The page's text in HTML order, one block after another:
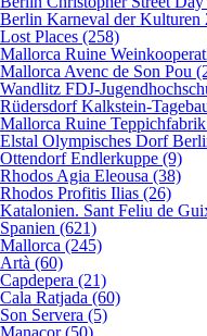
Berlin Karneval der Kulturen
Lost Places (258)
Mallorca Ruine
Mallorca Avenc de Son Pou
Wandlitz FDJ-
Rüdersdorf Kalkstein-
Mallorca Ruine
Elstal Olympisches Dorf
Ottendorf Endlerkuppe (9)
Rhodos Agia Eleousa (38)
Rhodos Profitis Ilias (26)
Katalonien. Sant Feliu de
Spanien (621)
Mallorca (245)
Artà (60)
Capdepera (21)
Cala Ratjada (60)
Son Servera (5)
Manacor (50)